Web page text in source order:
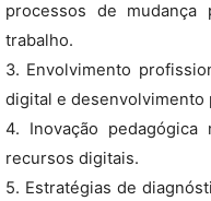
processos de
trabalho.
3. Envolvimento
digital e
4. Inovação pedagógica
recursos digitais.
5. Estratégias de